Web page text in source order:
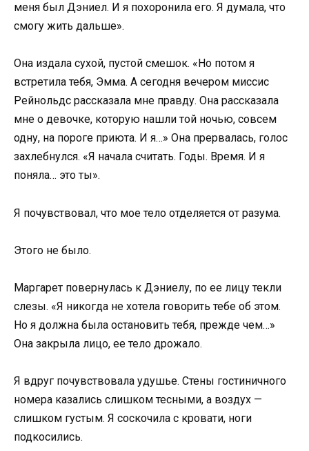
меня был Дэниел. И я похоронила его. Я думала, что
смогу жить дальше».
Она издала сухой, пустой смешок. «Но потом я
встретила тебя, Эмма. А сегодня вечером миссис
Рейнольдс рассказала мне правду. Она рассказала
мне о девочке, которую нашли той ночью, совсем
одну, на пороге приюта. И я…» Она прервалась, голос
захлебнулся. «Я начала считать. Годы. Время. И я
поняла… это ты».
Я почувствовал, что мое тело отделяется от разума.
Этого не было.
Маргарет повернулась к Дэниелу, по ее лицу текли
слезы. «Я никогда не хотела говорить тебе об этом.
Но я должна была остановить тебя, прежде чем…»
Она закрыла лицо, ее тело дрожало.
Я вдруг почувствовала удушье. Стены гостиничного
номера казались слишком тесными, а воздух —
слишком густым. Я соскочила с кровати, ноги
подкосились.